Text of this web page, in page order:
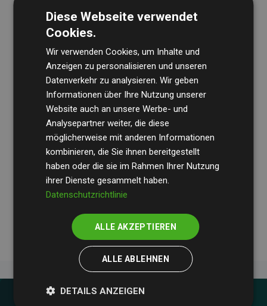
Die Wirtschaftsprüfungsgesellschaft BDOüberprüft
regelmäßig unsere Berechnungen und Methodik, um
Transparenz und Verlässlichkeit sicherzustellen.
Ihre Prüfungen belegen, dass unsere Investitionen in
Klimaschutzprojekte im Durchschnitt200 % der
geschätzten CO₂-Emissionender teilnehmenden
Websites kompensieren – ein klarer Nachweis für die
messbare Klimawirkung unseres Ansatzes.
Diese Webseite verwendet
Cookies.
Wir verwenden Cookies, um Inhalte und
Anzeigen zu personalisieren und unseren
Datenverkehr zu analysieren. Wir geben
Informationen über Ihre Nutzung unserer
Website auch an unsere Werbe- und
Analysepartner weiter, die diese
möglicherweise mit anderen Informationen
kombinieren, die Sie ihnen bereitgestellt
haben oder die sie im Rahmen Ihrer Nutzung
ihrer Dienste gesammelt haben.
Datenschutzrichtlinie
ALLE AKZEPTIEREN
ALLE ABLEHNEN
DETAILS ANZEIGEN